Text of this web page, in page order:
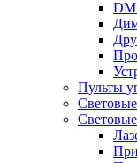
Пульты